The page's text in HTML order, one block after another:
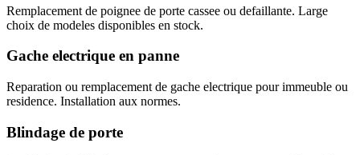
Remplacement de poignee de porte cassee ou defaillante. Large
choix de modeles disponibles en stock.
Gache electrique en panne
Reparation ou remplacement de gache electrique pour immeuble ou
residence. Installation aux normes.
Blindage de porte